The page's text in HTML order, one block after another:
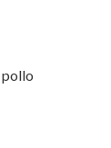
pollo